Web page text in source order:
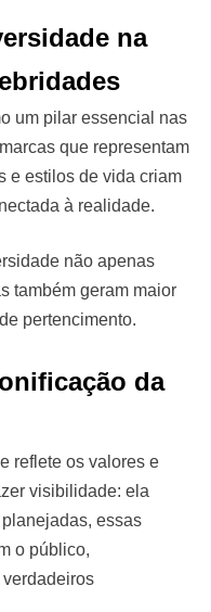
na
um pilar essencial nas
que representam
e estilos de vida criam
à realidade.
não apenas
também geram maior
pertencimento.
da
reflete os valores e
visibilidade: ela
essas
o público,